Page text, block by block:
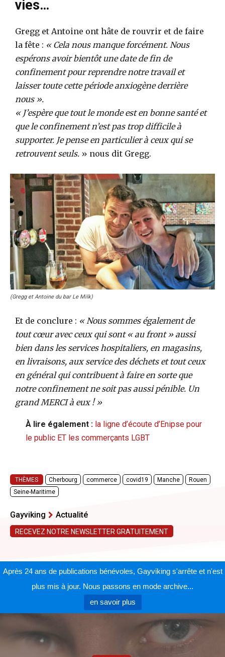
vies…
Gregg et Antoine ont hâte de rouvrir et de faire
la fête : « Cela nous manque forcément. Nous
espérons avoir bientôt une date de fin de
confinement pour reprendre notre travail et
laisser toute cette période anxiogène derrière
nous ».
« J’espère que tout le monde est en bonne santé et
que le confinement n’est pas trop difficile à
supporter. Je pense en particulier à ceux qui se
retrouvent seuls. » nous dit Gregg.
(Gregg et Antoine du bar Le Milk)
Et de conclure : « Nous sommes également de
tout cœur avec ceux qui sont « au front » aussi
bien dans les services hospitaliers, en magasins,
en livraisons, aux service des déchets et tout ceux
en général qui contribuent à faire en sorte que
notre confinement ne soit pas aussi pénible. Un
grand MERCI à eux ! »
À lire également : la ligne d’écoute d’Enipse pour
le public ET les commerçants LGBT
THÈMES Cherbourg commerce covid19 Manche
Rouen
Seine-Maritime
Gayviking Actualité
RECEVEZ NOTRE NEWSLETTER GRATUITEMENT